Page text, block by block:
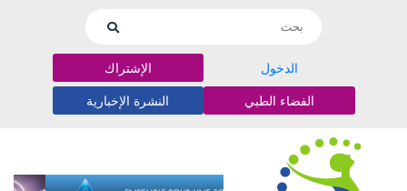
الدخول الإشتراك
الفضاء الطبي النشرة الإخبارية